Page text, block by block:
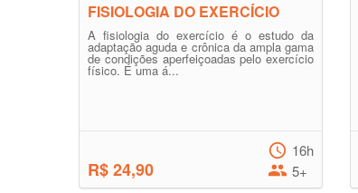
FISIOLOGIA DO EXERCÍCIO
A fisiologia do exercício é o estudo da
adaptação aguda e crônica da ampla gama
de condições aperfeiçoadas pelo exercício
físico. É uma á...
R$ 24,90
16h
5+